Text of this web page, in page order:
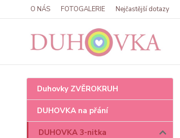
O NÁS FOTOGALERIE Nejčastější dotazy
Duhovky ZVĚROKRUH
DUHOVKA na přání
DUHOVKA 3-nitka